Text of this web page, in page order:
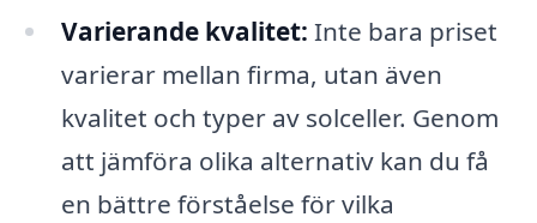
Varierande kvalitet: Inte bara priset
varierar mellan firma, utan även
kvalitet och typer av solceller. Genom
att jämföra olika alternativ kan du få
en bättre förståelse för vilka